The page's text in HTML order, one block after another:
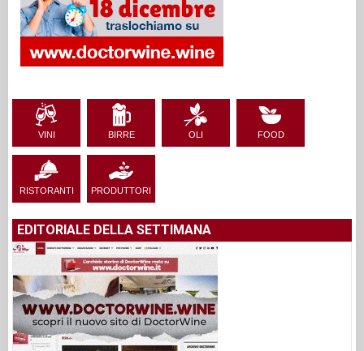
VINI BIRRE OLI FOOD
RISTORANTI PRODUTTORI
EDITORIALE DELLA SETTIMANA